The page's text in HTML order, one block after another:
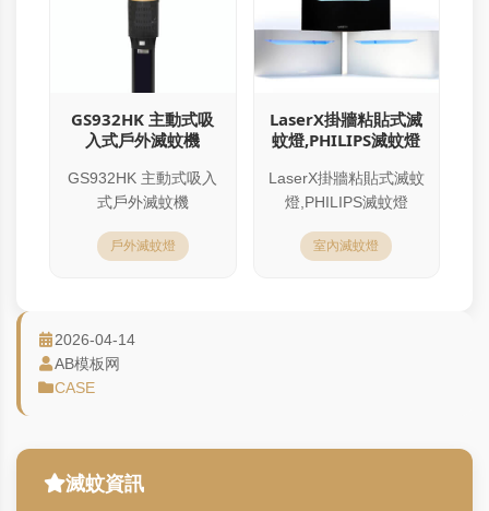
GS932HK 主動式吸
入式戶外滅蚊機
GS932HK 主動式吸入
式戶外滅蚊機
戶外滅蚊燈
LaserX掛牆粘貼式滅
蚊燈,PHILIPS滅蚊燈
LaserX掛牆粘貼式滅蚊
燈,PHILIPS滅蚊燈
室內滅蚊燈
2026-04-14
AB模板网
CASE
滅蚊資訊